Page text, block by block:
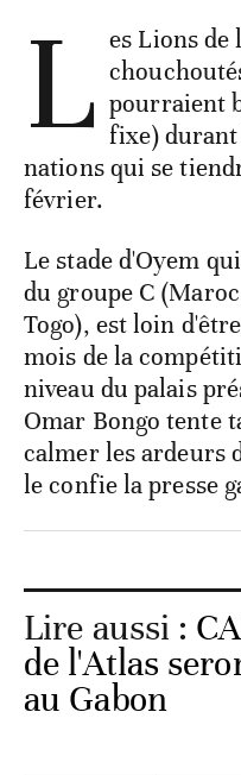
L es Lions de
pourraient
fixe) durant
nations qui se
février.
Le stade d'Oyem
du groupe C
Togo), est loin
mois de la
niveau du palais
Omar Bongo tente
calmer les ardeurs
le confie la presse
Lire aussi :
de l'Atlas
au Gabon